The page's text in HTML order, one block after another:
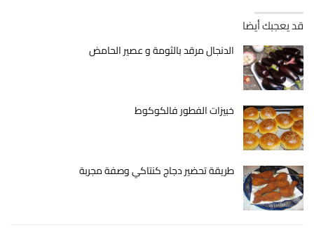
قد يعجبك أيضا
الدنجال مرقد بالثومة و عصير الحامض
خبيزات الفطور فالكوكوط
طريقة تحضير دجاج كنتاكي وصفة مجربة